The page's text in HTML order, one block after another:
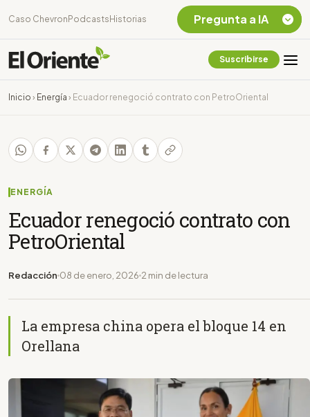
Caso Chevron Podcasts Historias
Suscribirse
Inicio › Energía › Ecuador renegoció contrato con PetroOriental
ENERGÍA
Ecuador renegoció contrato con
PetroOriental
Redacción 08 de enero, 2026 2 min de lectura
La empresa china opera el bloque 14 en
Orellana
Pregunta a IA
Chevron Ecuador